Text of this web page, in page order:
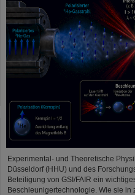
Experimental- und Theoretische
Düsseldorf (HHU) und des
Beteiligung von GSI/FAIR ein
Beschleunigertechnologie. Wie sie in